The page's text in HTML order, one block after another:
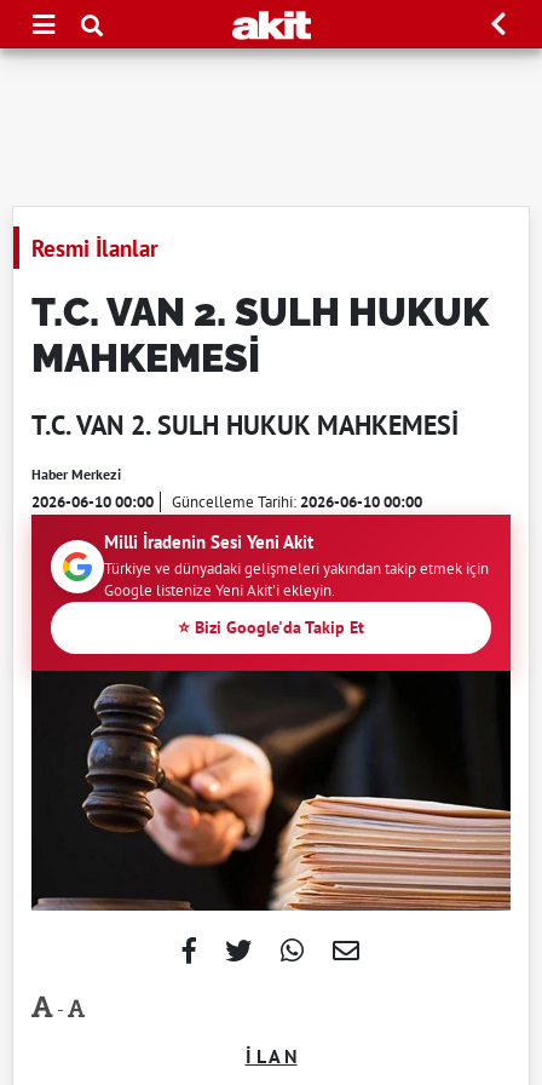
Resmi İlanlar
T.C. VAN 2. SULH HUKUK
MAHKEMESİ
T.C. VAN 2. SULH HUKUK MAHKEMESİ
Haber Merkezi
2026-06-10 00:00 Güncelleme Tarihi:2026-06-10 00:00
Milli İradenin Sesi Yeni Akit
Türkiye ve dünyadaki gelişmeleri yakından takip etmek için
Google listenize Yeni Akit'i ekleyin.
⭐ Bizi Google'da Takip Et
-
İ L A N